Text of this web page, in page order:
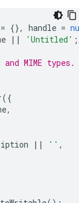
= {}, handle =
|| 'Untitled' ;
MIME types.
({
,
|| '' ,